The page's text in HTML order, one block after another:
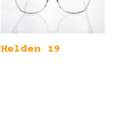
Helden 19